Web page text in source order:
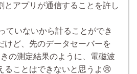
とアプリが通信することを許し
ていないから計ることができ
けど、先のデータセーバーを
の測定結果のように、電磁波
ることはできないと思うよ😢